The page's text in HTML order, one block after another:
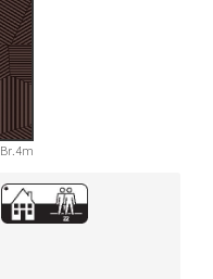
Br.4m